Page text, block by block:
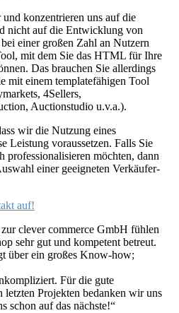
konzentrieren uns auf die
nicht auf die Entwicklung von
einer großen Zahl an Nutzern
mit dem Sie das HTML für Ihre
Das brauchen Sie allerdings
mit einem templatefähigen Tool
4Sellers,
Auctionstudio u.v.a.).
wir die Nutzung eines
Leistung voraussetzen. Falls Sie
professionalisieren möchten, dann
einer geeigneten Verkäufer-
auf!
zur clever commerce GmbH fühlen
sehr gut und kompetent betreut.
über ein großes Know-how;
Für die gute
letzten Projekten bedanken wir uns
schon auf das nächste!“